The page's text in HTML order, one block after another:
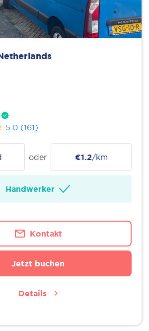
5.0 (161)
oder €1.2/km
Handwerker
Kontakt
Jetzt buchen
Details